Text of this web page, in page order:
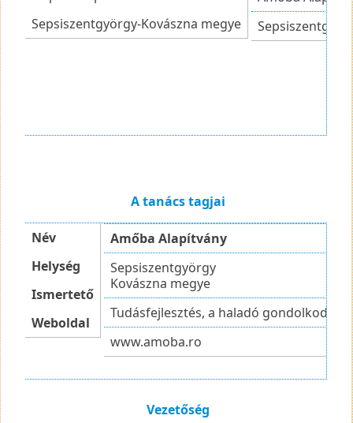
Sepsiszentgyörgy-Kovászna megye
A tanács tagjai
Név
Helység
Ismertető
Weboldal
Amőba Alapítvány
Sepsiszentgyörgy
Kovászna megye
Tudásfejlesztés, a haladó gondolkodás
www.amoba.ro
Vezetőség